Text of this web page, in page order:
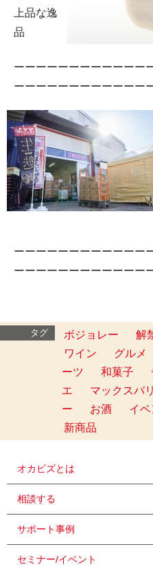
上品な逸
品
ーーーーーーーーーーーー
ーーーーーーーーーーーー
ーーーーーーーーーーーー
ーーーーーーーーーーーー
タグ ボジョレー 解
ワイン
グルメ
ーツ
和菓子
エ
マックスバ
ー
お酒 イベ
新商品
オカビズとは
相談する
サポート事例
セミナー/イベント